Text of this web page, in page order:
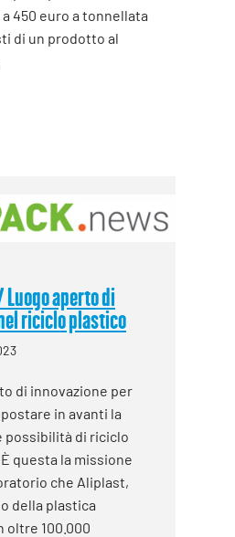
450 euro a tonnellata
di un prodotto al
aperto di
riciclo plastico
di innovazione per
in avanti la
di riciclo
questa la missione
che Aliplast,
della plastica
oltre 100.000